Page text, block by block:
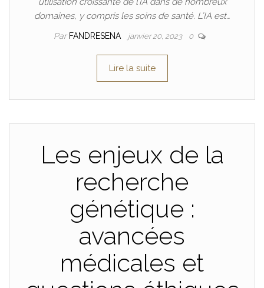
domaines, y compris les soins de santé. L’IA est…
Par FANDRESENA janvier 20, 2023 0
Lire la suite
Les enjeux de la
recherche
génétique :
avancées
médicales et